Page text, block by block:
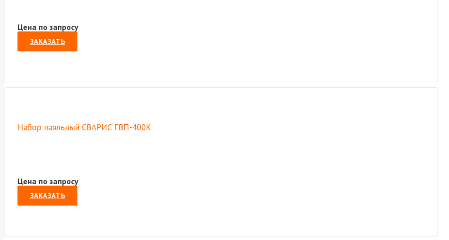
Цена по запросу
ЗАКАЗАТЬ
Набор паяльный СВАРИС ГВП-400К
Цена по запросу
ЗАКАЗАТЬ